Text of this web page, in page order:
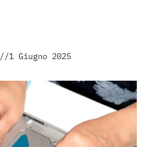
//1 Giugno 2025